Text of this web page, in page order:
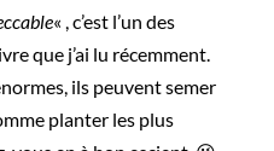
« , c’est l’un des
que j’ai lu récemment.
ils peuvent semer
planter les plus